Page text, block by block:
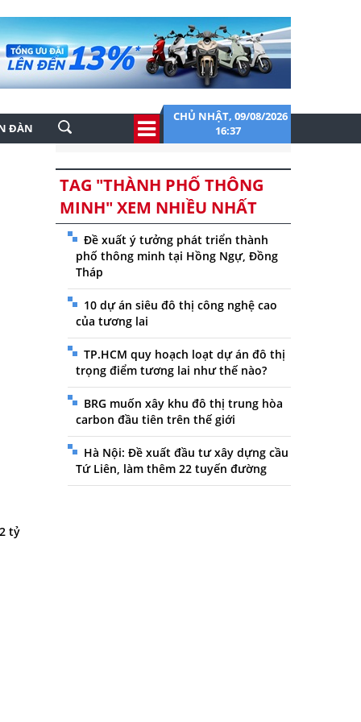
ĐÀN
CHỦ NHẬT, 09/08/2026
16:37
tỷ
TAG "THÀNH PHỐ THÔNG
MINH" XEM NHIỀU NHẤT
Đề xuất ý tưởng phát triển thành
phố thông minh tại Hồng Ngự, Đồng
Tháp
10 dự án siêu đô thị công nghệ cao
của tương lai
TP.HCM quy hoạch loạt dự án đô thị
trọng điểm tương lai như thế nào?
BRG muốn xây khu đô thị trung hòa
carbon đầu tiên trên thế giới
Hà Nội: Đề xuất đầu tư xây dựng cầu
Tứ Liên, làm thêm 22 tuyến đường